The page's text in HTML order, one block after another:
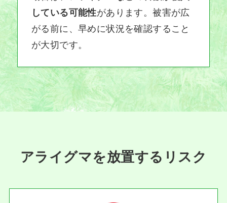
している可能性があります。被害が広
がる前に、早めに状況を確認すること
が大切です。
アライグマを放置するリスク